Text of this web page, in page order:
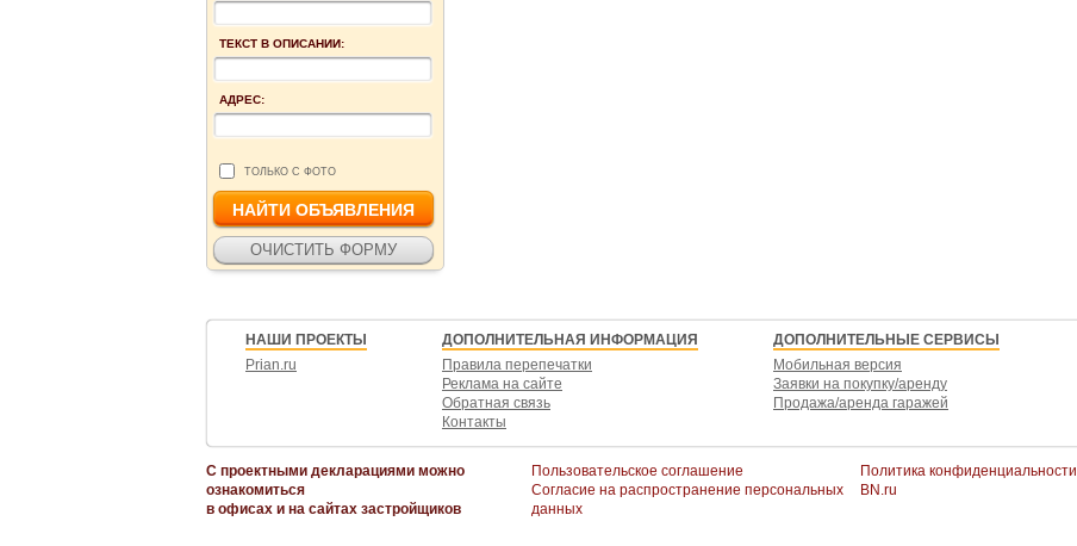
ТЕКСТ В ОПИСАНИИ:
АДРЕС:
ТОЛЬКО С ФОТО
НАШИ ПРОЕКТЫ
Prian.ru
ДОПОЛНИТЕЛЬНАЯ ИНФОРМАЦИЯ
Правила перепечатки
Реклама на сайте
Обратная связь
Контакты
ДОПОЛНИТЕЛЬНЫЕ СЕРВИСЫ
Мобильная версия
Заявки на покупку/аренду
Продажа/аренда гаражей
С проектными декларациями можно
ознакомиться
в офисах и на сайтах застройщиков
Пользовательское соглашение
Согласие на распространение персональных
данных
Политика конфиденциальности
BN.ru